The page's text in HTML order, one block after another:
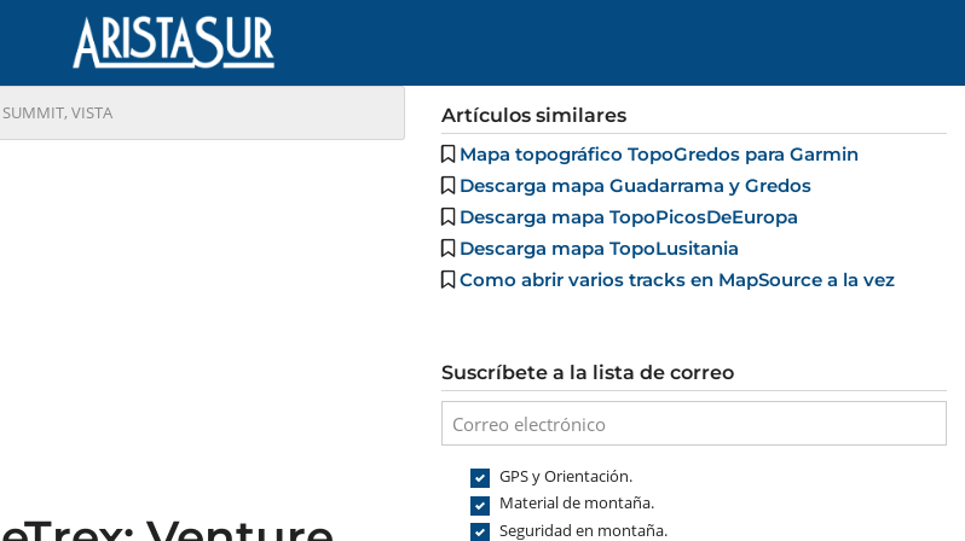
SUMMIT, VISTA Artículos similares
Mapa topográfico TopoGredos para Garmin
Descarga mapa Guadarrama y Gredos
Descarga mapa TopoPicosDeEuropa
Descarga mapa TopoLusitania
Como abrir varios tracks en MapSource a la vez
Suscríbete a la lista de correo
GPS y Orientación.
Material de montaña.
Seguridad en montaña.